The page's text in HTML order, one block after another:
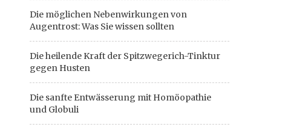
Die möglichen Nebenwirkungen von
Augentrost: Was Sie wissen sollten
Die heilende Kraft der Spitzwegerich-Tinktur
gegen Husten
Die sanfte Entwässerung mit Homöopathie
und Globuli